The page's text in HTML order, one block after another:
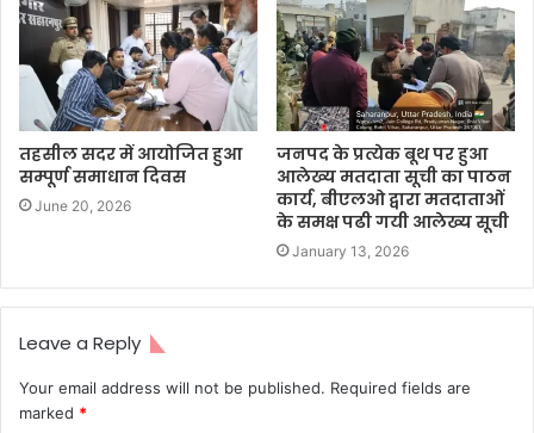
तहसील सदर में आयोजित हुआ
सम्पूर्ण समाधान दिवस
June 20, 2026
जनपद के प्रत्येक बूथ पर हुआ
आलेख्य मतदाता सूची का पाठन
कार्य, बीएलओ द्वारा मतदाताओं
के समक्ष पढी गयी आलेख्य सूची
January 13, 2026
Leave a Reply
Your email address will not be published. Required fields are
marked *